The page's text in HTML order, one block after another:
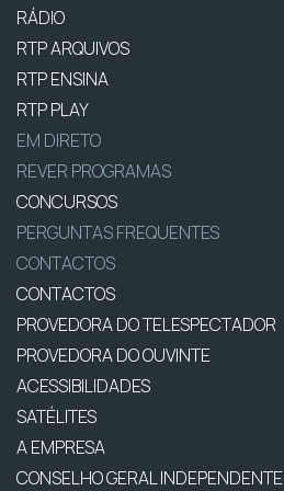
RÁDIO
RTP ARQUIVOS
RTP ENSINA
RTP PLAY
EM DIRETO
REVER PROGRAMAS
CONCURSOS
PERGUNTAS FREQUENTES
CONTACTOS
CONTACTOS
PROVEDORA DO TELESPECTADOR
PROVEDORA DO OUVINTE
ACESSIBILIDADES
SATÉLITES
A EMPRESA
CONSELHO GERAL INDEPENDENTE